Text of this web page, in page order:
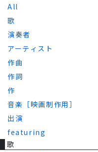
All
歌
演奏者
アーティスト
作曲
作詞
作
音楽［映画制作用］
出演
featuring
歌